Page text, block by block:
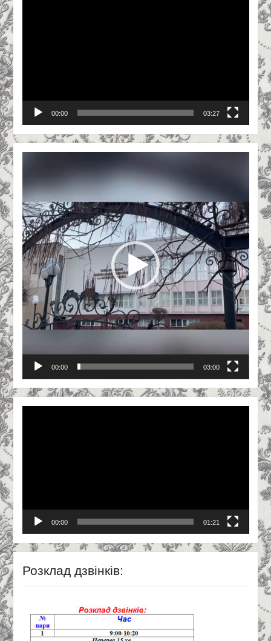
00:00 03:27
00:00 03:00
00:00 01:21
Розклад дзвінків: